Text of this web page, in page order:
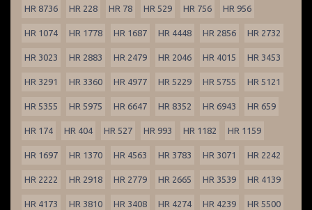
HR 8736 HR 228 HR 78 HR 529 HR 756 HR 956
HR 1074 HR 1778 HR 1687 HR 4448 HR 2856 HR 2732
HR 3023 HR 2883 HR 2479 HR 2046 HR 4015 HR 3453
HR 3291 HR 3360 HR 4977 HR 5229 HR 5755 HR 5121
HR 5355 HR 5975 HR 6647 HR 8352 HR 6943 HR 659
HR 174 HR 404 HR 527 HR 993 HR 1182 HR 1159
HR 1697 HR 1370 HR 4563 HR 3783 HR 3071 HR 2242
HR 2222 HR 2918 HR 2779 HR 2665 HR 3539 HR 4139
HR 4173 HR 3810 HR 3408 HR 4274 HR 4239 HR 5500